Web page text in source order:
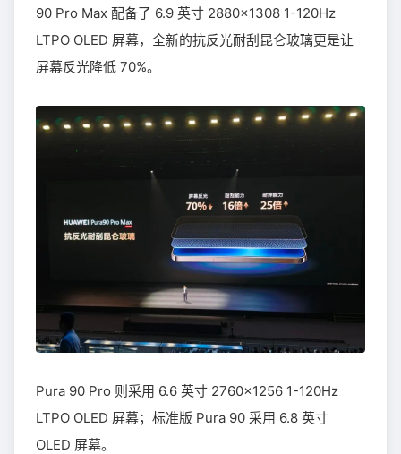
90 Pro Max 配备了 6.9 英寸 2880×1308 1-120Hz
LTPO OLED 屏幕，全新的抗反光耐刮昆仑玻璃更是让
屏幕反光降低 70%。
Pura 90 Pro 则采用 6.6 英寸 2760×1256 1-120Hz
LTPO OLED 屏幕；标准版 Pura 90 采用 6.8 英寸
OLED 屏幕。